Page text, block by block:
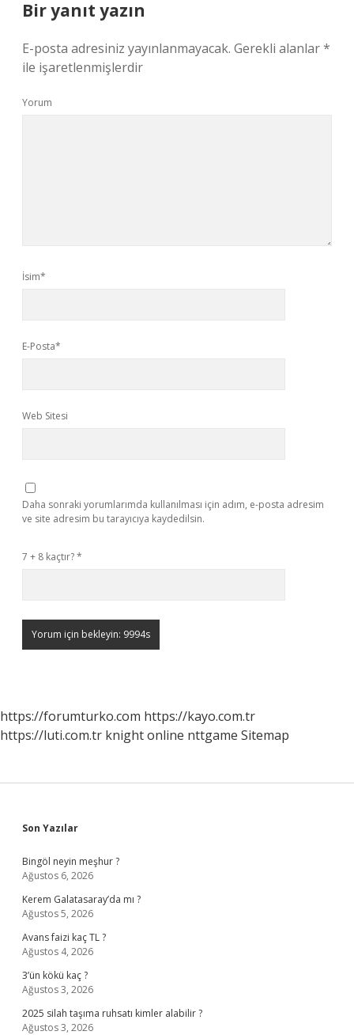
Bir yanıt yazın
E-posta adresiniz yayınlanmayacak. Gerekli alanlar*
ile işaretlenmişlerdir
Yorum
İsim*
E-Posta*
Web Sitesi
Daha sonraki yorumlarımda kullanılması için adım, e-posta adresim
ve site adresim bu tarayıcıya kaydedilsin.
7 + 8 kaçtır?*
https://forumturko.com https://kayo.com.tr
https://luti.com.tr knight online nttgame Sitemap
Sidebar
Son Yazılar
Bingöl neyin meşhur ?
Ağustos 6, 2026
Kerem Galatasaray’da mı ?
Ağustos 5, 2026
Avans faizi kaç TL ?
Ağustos 4, 2026
3’ün kökü kaç ?
Ağustos 3, 2026
2025 silah taşıma ruhsatı kimler alabilir ?
Ağustos 3, 2026